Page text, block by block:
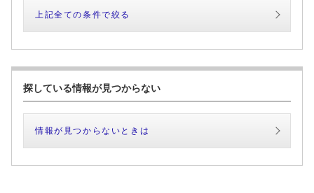
上記全ての条件で絞る
探している情報が見つからない
情報が見つからないときは